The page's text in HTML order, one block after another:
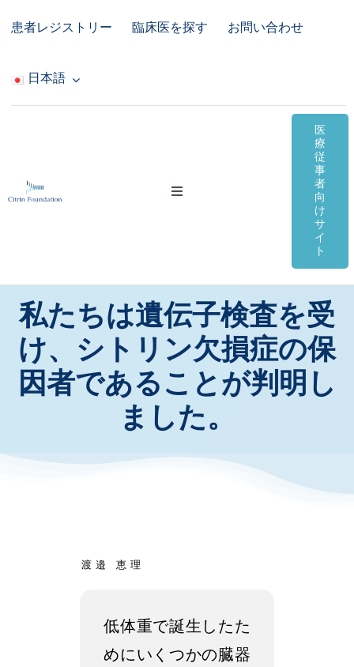
content
患者レジストリー 臨床医を探す お問い合わせ
日本語
Toggle
オンライン資料
コミュニティ＆サポート
お知らせ・イベント
医
療
従
事
者
向
け
サ
イ
ト
私たちは遺伝子検査を受
け、シトリン欠損症の保
因者であることが判明し
ました。
渡邉 恵理
低体重で誕生したた
めにいくつかの臓器